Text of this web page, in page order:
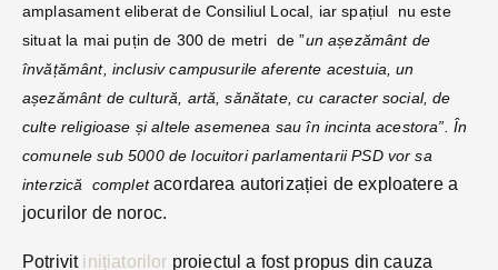
amplasament eliberat de Consiliul Local, iar spațiul nu este
situat la mai puțin de 300 de metri de ”un așezământ de
învățământ, inclusiv campusurile aferente acestuia, un
așezământ de cultură, artă, sănătate, cu caracter social, de
culte religioase și altele asemenea sau în incinta acestora”. În
comunele sub 5000 de locuitori parlamentarii PSD vor sa
interzică completacordarea autorizației de exploatere a
jocurilor de noroc.
Potrivit inițiatorilor proiectul a fost propus din cauza